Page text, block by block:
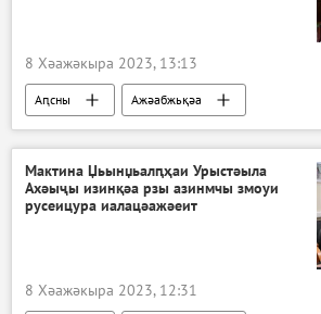
8 Хәажәкыра 2023, 13:13
Аԥсны
Ажәабжьқәа
Аслан Бжьаниа
Мактина Џьынџьалԥҳаи Урыстәыла
Ахәыҷы изинқәа рзы азинмчы змоуи
русеицура иалацәажәеит
8 Хәажәкыра 2023, 12:31